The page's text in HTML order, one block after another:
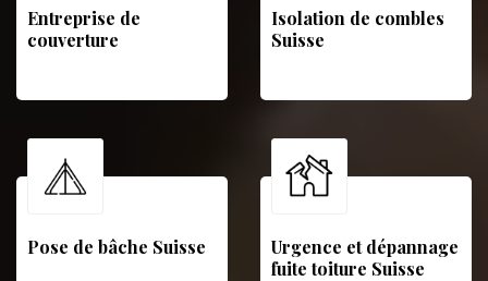
Entreprise de
couverture
Isolation de combles
Suisse
Pose de bâche Suisse
Urgence et dépannage
fuite toiture Suisse